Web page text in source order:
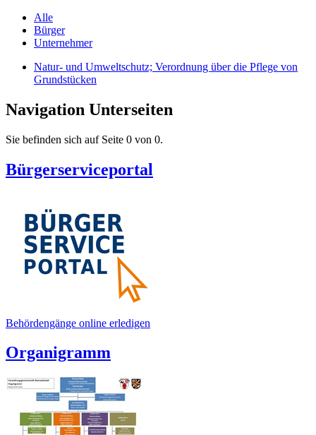
Alle
Bürger
Unternehmer
Natur- und Umweltschutz; Verordnung über die Pflege von
Grundstücken
Navigation Unterseiten
Sie befinden sich auf Seite 0 von 0.
Bürgerserviceportal
Behördengänge online erledigen
Organigramm